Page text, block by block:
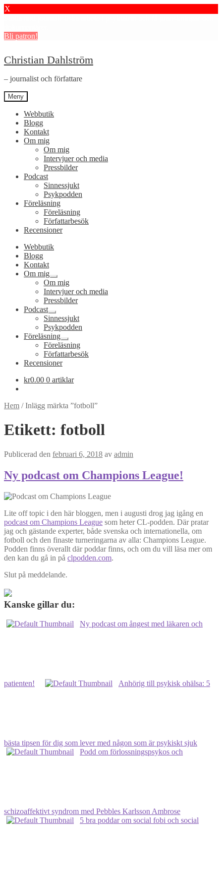
X
Bli patron!
Hoppa
till
navigering
Hoppa
till
innehåll
Christian Dahlström
– journalist och författare
Meny
Webbutik
Blogg
Kontakt
Om mig
Om mig
Intervjuer och media
Pressbilder
Podcast
Sinnessjukt
Psykpodden
Föreläsning
Föreläsning
Författarbesök
Recensioner
Webbutik
Blogg
Kontakt
Om mig
Expandera
undermeny
Om mig
Intervjuer och media
Pressbilder
Podcast
Expandera
undermeny
Sinnessjukt
Psykpodden
Föreläsning
Expandera
undermeny
Föreläsning
Författarbesök
Recensioner
kr0.00 0 artiklar
Hem /Inlägg märkta ”fotboll”
Etikett: fotboll
Publicerad den februari 6, 2018 av admin
Ny podcast om Champions League!
Lite off topic i den här bloggen, men i augusti drog jag igång en
podcast om Champions League som heter CL-podden. Där pratar
jag och gästande experter, både svenska och internationella, om
fotboll och den finaste turneringarna av alla: Champions League.
Podden finns överallt där poddar finns, och om du vill läsa mer om
den kan du gå in på clpodden.com.
Slut på meddelande.
Kanske gillar du:
Ny podcast om ångest med läkaren och
patienten! Anhörig till psykisk ohälsa: 5
bästa tipsen för dig som lever med någon som är psykiskt sjuk
Podd om förlossningspsykos och
schizoaffektivt syndrom med Pebbles Karlsson Ambrose
5 bra poddar om social fobi och social